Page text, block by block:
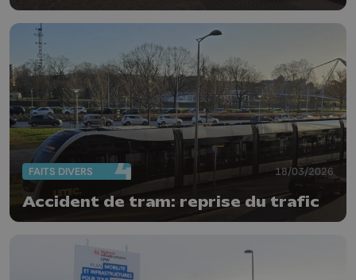
FAITS DIVERS 18/03/2026
Accident de tram: reprise du trafic